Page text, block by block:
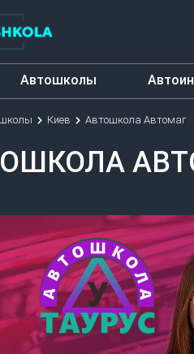
Автошколы
Киев Автошкола Автомаг